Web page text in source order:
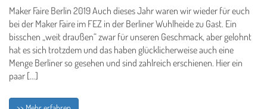
Maker Faire Berlin 2019 Auch dieses Jahr waren wir wieder für euch
bei der Maker Faire im FEZ in der Berliner Wuhlheide zu Gast. Ein
bisschen „weit draußen“ zwar für unseren Geschmack, aber gelohnt
hat es sich trotzdem und das haben glücklicherweise auch eine
Menge Berliner so gesehen und sind zahlreich erschienen. Hier ein
paar […]